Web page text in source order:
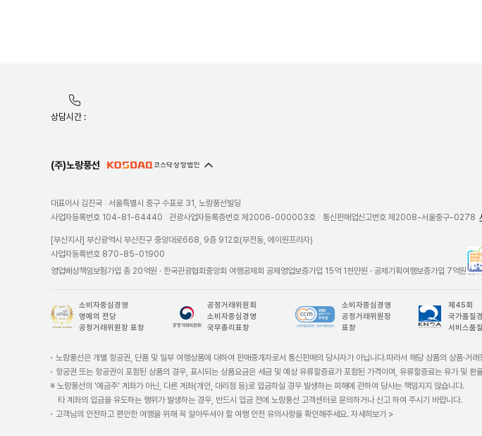
상담시간 :
(주)노랑풍선
대표이사 김진국
서울특별시 중구 수표로 31, 노랑풍선빌딩
사업자등록번호 104-81-64440
관광사업자등록증번호 제2006-000003호 통신판매업신고번호 제2008-서울중구-0278
[부산지사] 부산광역시 부산진구 중앙대로668, 9층 912호(부전동, 에이원프라자)
사업자등록번호 870-85-01900
영업배상책임보험가입 총 20억원 · 한국관광협회중앙회 여행공제회 공제영업보증가입 15억 1천만원 · 공제기획여행보증가입 7억원
국
외
상
품
보
제
소비자중심경영
명예의 전당
공정거래위원장 표창
공정거래위원회
소비자중심경영
국무총리표창
소비자중심경영
공정거래위원장
표창
제45회
국가품질
서비스품
노랑풍선은 개별 항공권, 단품 및 일부 여행상품에 대하여 판매중개자로서 통신판매의 당사자가 아닙니다.따라서 해당 상품의 상품·거
항공권 또는 항공권이 포함된 상품의 경우, 표시되는 상품요금은 세금 및 예상 유류할증료가 포함된 가격이며, 유류할증료는 유가 및 환
※ 노랑풍선의 '예금주' 계좌가 아닌, 다른 계좌(개인, 대리점 등)로 입금하실 경우 발생하는 피해에 관하여 당사는 책임지지 않습니다.
타 계좌의 입금을 유도하는 행위가 발생하는 경우, 반드시 입금 전에 노랑풍선 고객센터로 문의하거나 신고 하여 주시기 바랍니다.
고객님의 안전하고 편안한 여행을 위해 꼭 알아두셔야 할 여행 안전 유의사항을 확인해주세요. 자세히보기 >